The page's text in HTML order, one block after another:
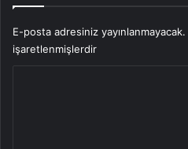
E-posta adresiniz yayınlanmayacak.
işaretlenmişlerdir